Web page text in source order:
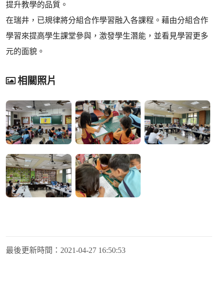
提升教學的品質。
在瑞井，已規律將分組合作學習融入各課程。藉由分組合作
學習來提高學生課堂參與，激發學生潛能，並看見學習更多
元的面貌。
相關照片
最後更新時間： 2021-04-27 16:50:53